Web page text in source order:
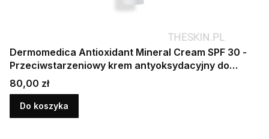
Dermomedica Antioxidant Mineral Cream SPF 30 -
Przeciwstarzeniowy krem antyoksydacyjny do
twarzy SPF30 15ml
Cena
80,00 zł
Do koszyka